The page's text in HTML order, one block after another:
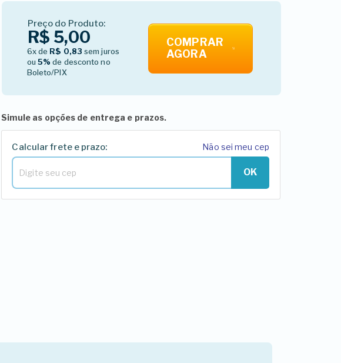
Preço do Produto:
R$ 5,00
6x de R$ 0,83 sem juros
ou 5% de desconto no
Boleto/PIX
COMPRAR
AGORA
Simule as opções de entrega e prazos.
Calcular frete e prazo: Não sei meu cep
OK